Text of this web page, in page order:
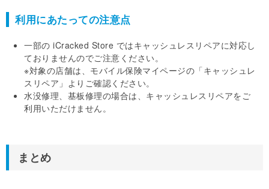
利用にあたっての注意点
一部の iCracked Store ではキャッシュレスリペアに対応し
ておりませんのでご注意ください。
※対象の店舗は、モバイル保険マイページの「キャッシュレ
スリペア」よりご確認ください。
水没修理、基板修理の場合は、キャッシュレスリペアをご
利用いただけません。
まとめ